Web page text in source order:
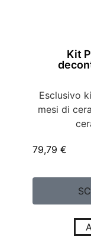
Kit
Esclusivo
mesi di
79,79 €